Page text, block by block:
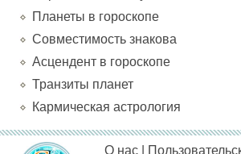
Планеты в гороскопе
Совместимость знакова
Асцендент в гороскопе
Транзиты планет
Кармическая астрология
О нас|